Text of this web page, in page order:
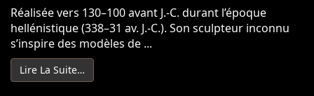
Réalisée vers 130–100 avant J.-C. durant l’époque
hellénistique (338–31 av. J.-C.). Son sculpteur inconnu
s’inspire des modèles de ...
Lire La Suite…